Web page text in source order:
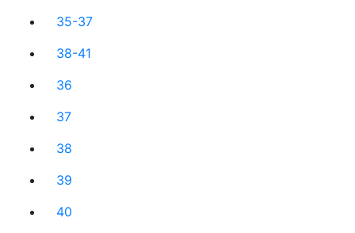
35-37
38-41
36
37
38
39
40